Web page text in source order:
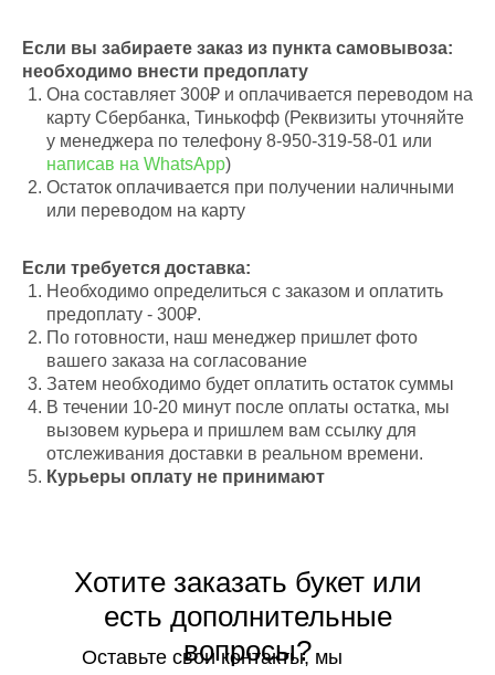
Если вы забираете заказ из пункта самовывоза:
необходимо внести предоплату
Она составляет 300₽ и оплачивается переводом на
карту Сбербанка, Тинькофф (Реквизиты уточняйте
у менеджера по телефону 8-950-319-58-01 или
написав на WhatsApp)
Остаток оплачивается при получении наличными
или переводом на карту
Если требуется доставка:
Необходимо определиться с заказом и оплатить
предоплату - 300₽.
По готовности, наш менеджер пришлет фото
вашего заказа на согласование
Затем необходимо будет оплатить остаток суммы
В течении 10-20 минут после оплаты остатка, мы
вызовем курьера и пришлем вам ссылку для
отслеживания доставки в реальном времени.
Курьеры оплату не принимают
Хотите заказать букет или
есть дополнительные
вопросы?
Оставьте свои контакты, мы